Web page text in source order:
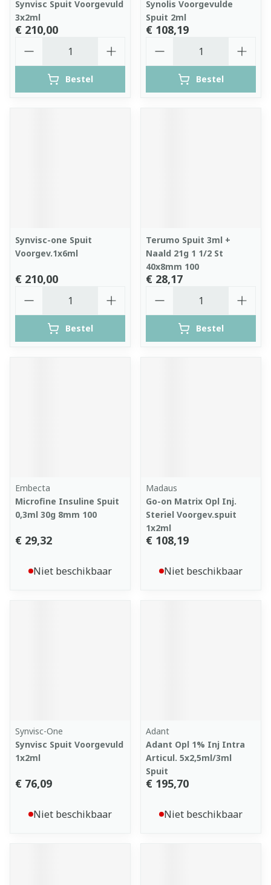
Synvisc Spuit Voorgevuld
3x2ml
€ 210,00
Bestel
Synolis Voorgevulde
Spuit 2ml
€ 108,19
Bestel
Synvisc-one Spuit
Voorgev.1x6ml
€ 210,00
Bestel
Terumo Spuit 3ml +
Naald 21g 1 1/2 St
40x8mm 100
€ 28,17
Bestel
Embecta
Microfine Insuline Spuit
0,3ml 30g 8mm 100
€ 29,32
Niet beschikbaar
Madaus
Go-on Matrix Opl Inj.
Steriel Voorgev.spuit
1x2ml
€ 108,19
Niet beschikbaar
Synvisc-One
Synvisc Spuit Voorgevuld
1x2ml
€ 76,09
Niet beschikbaar
Adant
Adant Opl 1% Inj Intra
Articul. 5x2,5ml/3ml
Spuit
€ 195,70
Niet beschikbaar